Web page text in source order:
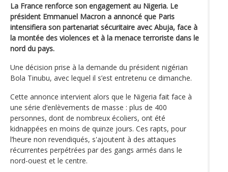
La France renforce son engagement au Nigeria. Le
président Emmanuel Macron a annoncé que Paris
intensifiera son partenariat sécuritaire avec Abuja, face à
la montée des violences et à la menace terroriste dans le
nord du pays.
Une décision prise à la demande du président nigérian
Bola Tinubu, avec lequel il s’est entretenu ce dimanche.
Cette annonce intervient alors que le Nigeria fait face à
une série d’enlèvements de masse : plus de 400
personnes, dont de nombreux écoliers, ont été
kidnappées en moins de quinze jours. Ces rapts, pour
l’heure non revendiqués, s'ajoutent à des attaques
récurrentes perpétrées par des gangs armés dans le
nord-ouest et le centre.